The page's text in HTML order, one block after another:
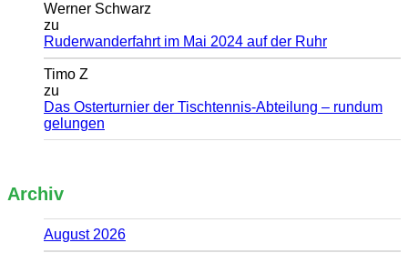
Werner Schwarz
zu
Ruderwanderfahrt im Mai 2024 auf der Ruhr
Timo Z
zu
Das Osterturnier der Tischtennis-Abteilung – rundum
gelungen
Archiv
August 2026